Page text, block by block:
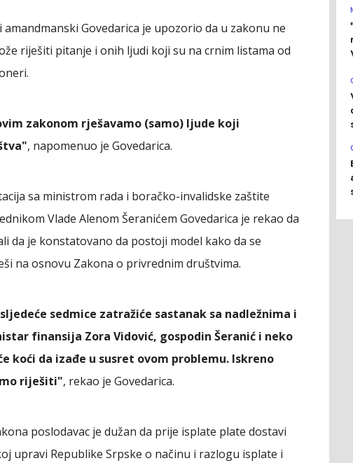
Govedarica je upozorio da u zakonu ne
riješiti pitanje i onih ljudi koji su na crnim listama od
zakonom rješavamo (samo) ljude koji
, napomenuo je Govedarica.
sa ministrom rada i boračko-invalidske zaštite
Vlade Alenom Šeranićem Govedarica je rekao da
da je konstatovano da postoji model kako da se
na osnovu Zakona o privrednim društvima.
sedmice zatražiće sastanak sa nadležnima i
finansija Zora Vidović, gospodin Šeranić i neko
koći da izađe u susret ovom problemu. Iskreno
riješiti", rekao je Govedarica.
poslodavac je dužan da prije isplate plate dostavi
upravi Republike Srpske o načinu i razlogu isplate i